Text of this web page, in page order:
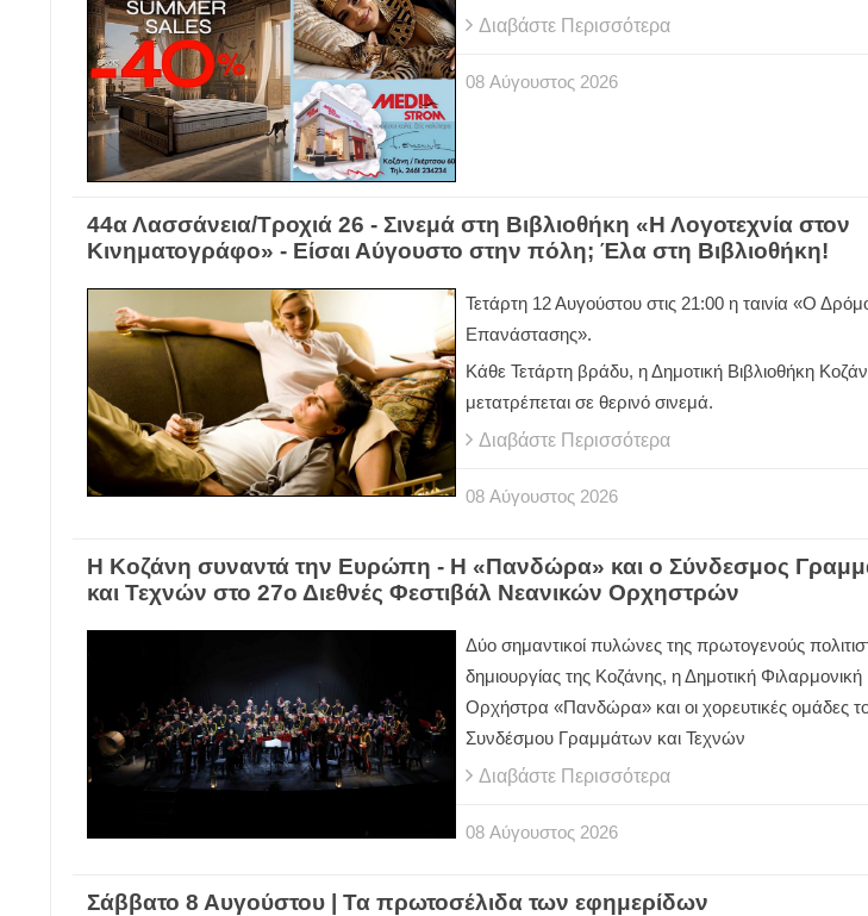
Διαβάστε Περισσότερα
08 Αύγουστος 2026
44α Λασσάνεια/Τροχιά 26 - Σινεμά στη Βιβλιοθήκη «Η Λογοτεχνία στον
Κινηματογράφο» - Είσαι Αύγουστο στην πόλη; Έλα στη Βιβλιοθήκη!
Τετάρτη 12 Αυγούστου στις 21:00 η ταινία «Ο
Επανάστασης».
Κάθε Τετάρτη βράδυ, η Δημοτική Βιβλιοθήκη
μετατρέπεται σε θερινό σινεμά.
Διαβάστε Περισσότερα
08 Αύγουστος 2026
Η Κοζάνη συναντά την Ευρώπη - Η «Πανδώρα» και ο Σύνδεσμος
και Τεχνών στο 27ο Διεθνές Φεστιβάλ Νεανικών Ορχηστρών
Δύο σημαντικοί πυλώνες της πρωτογενούς
δημιουργίας της Κοζάνης, η Δημοτική Φιλαρμονική
Ορχήστρα «Πανδώρα» και οι χορευτικές ομάδες
Συνδέσμου Γραμμάτων και Τεχνών
Διαβάστε Περισσότερα
08 Αύγουστος 2026
Σάββατο 8 Αυγούστου | Τα πρωτοσέλιδα των εφημερίδων